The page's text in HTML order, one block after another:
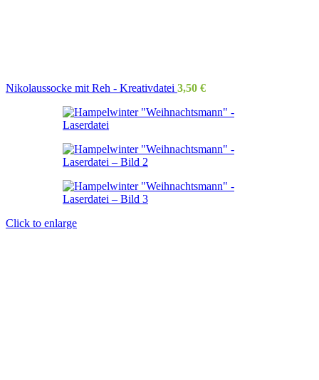
Nikolaussocke mit Reh - Kreativdatei 3,50 €
Click to enlarge